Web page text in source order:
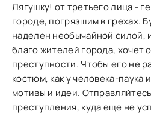
Лягушку! от третьего лица -
городе, погрязшим в грехах.
наделен необычайной силой,
благо жителей города, хочет
преступности. Чтобы его не
костюм, как у человека-паука
мотивы и идеи.
преступления, куда еще не